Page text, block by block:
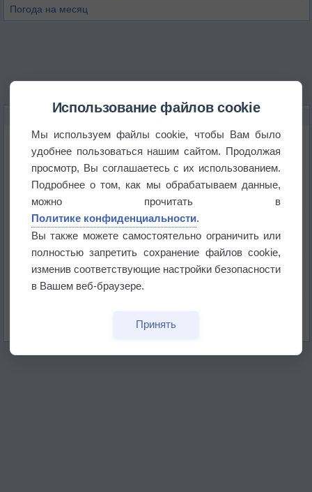
Погода на месяц
Атмосфера начала замерзать
В Приморье обнаружены морские волны тепла
Изменение климата повлияло на ареал обитания
бабочек
Погода в Екатеринбурге 6 августа
Использование файлов cookie
Мы используем файлы cookie, чтобы Вам было
удобнее пользоваться нашим сайтом. Продолжая
просмотр, Вы соглашаетесь с их использованием.
Подробнее о том, как мы обрабатываем данные,
можно прочитать в
Политике конфиденциальности.
Вы также можете самостоятельно ограничить или
полностью запретить сохранение файлов cookie,
изменив соответствующие настройки безопасности
в Вашем веб-браузере.
Принять